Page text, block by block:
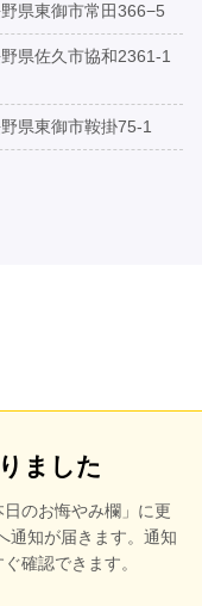
県東御市常田366−5
県佐久市協和2361-1
県東御市鞍掛75-1
ました
日のお悔やみ欄」に更
通知が届きます。通知
確認できます。